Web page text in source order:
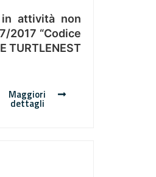
attività non
2017 “Codice
TURTLENEST
Maggiori
dettagli